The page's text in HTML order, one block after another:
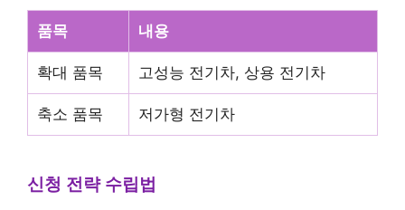
품목 내용
확대 품목 고성능 전기차, 상용 전기차
축소 품목 저가형 전기차
신청 전략 수립법